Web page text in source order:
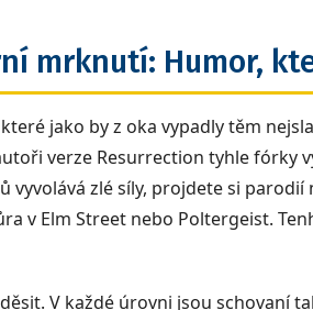
mrknutí: Humor,
jako by z oka vypadly těm
verze Resurrection tyhle fórky
vyvolává zlé síly, projdete si
v Elm Street nebo Poltergeist.
V každé úrovni jsou schovaní